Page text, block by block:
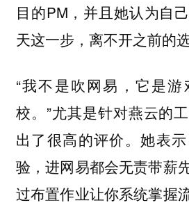
目的PM，并且她认为自
天这一步，离不开之前的选
“我不是吹网易，它是
校。”尤其是针对燕云的
出了很高的评价。她表
验，进网易都会无责带薪
过布置作业让你系统掌握